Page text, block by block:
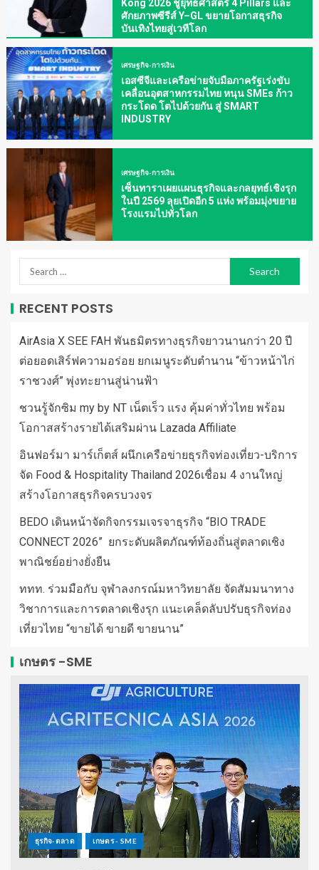
Kong 2026 ชูยุทธศาสตร์ 4 Pillars และ
ศักยภาพซีรีส์ Y–GL ขยายโอกาสธุรกิจ
บันเทิงไทยสู่เวทีโลก
เศรษฐกิจ-การเงิน
เอสซีจีและเครือข่ายจับมือภาครัฐเร่งขับ
เคลื่อนอุตสาหกรรมไทย หนุน SMEs ก้าว
กระโดด โตไปด้วยกัน สู่ SMART
INDUSTRY
เศรษฐกิจ-การเงิน
เซ็นทาราเผยแผนธุรกิจและกลยุทธ์เชิงรุก
ในปี 2569 ลุยเปิดอีก 5 แห่ง พร้อมมุ่งขยาย
โรงแรมไปทั่วโลก
RECENT POSTS
AirAsia X SEE FAH พันธมิตรทางธุรกิจยาวนานกว่า 20 ปี
ต่อยอดเสิร์ฟความอร่อย ยกเมนูระดับตำนาน “ข้าวหน้าไก่
ราชวงศ์” พุ่งทะยานสู่น่านฟ้า
ชวนรู้จักซิม my by NT เน็ตเร็ว แรง คุ้มค่าทั่วไทย พร้อม
โอกาสสร้างรายได้เสริมผ่าน Lazada Affiliate
อินฟอร์มา มาร์เก็ตส์ ผนึกเครือข่ายธุรกิจท่องเที่ยว-บริการ
จัด Food & Hospitality Thailand 2026เชื่อม 4 งานใหญ่
สร้างโอกาสธุรกิจครบวงจร
BEDO เดินหน้าจัดกิจกรรมเจรจาธุรกิจ “BIO TRADE
CONNECT 2026” ยกระดับผลิตภัณฑ์ท้องถิ่นสู่ตลาดเชิง
พาณิชย์อย่างยั่งยืน
ททท. ร่วมมือกับ จุฬาลงกรณ์มหาวิทยาลัย จัดสัมมนาทาง
วิชาการและการตลาดเชิงรุก แนะเคล็ดลับปรับธุรกิจท่อง
เที่ยวไทย “ขายได้ ขายดี ขายนาน”
เกษตร -SME
ธุรกิจ-ตลาด เกษตร - SME